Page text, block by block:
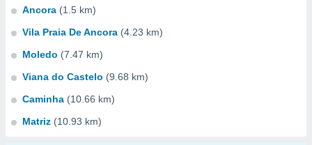
Ancora (1.5 km)
Vila Praia De Ancora (4.23 km)
Moledo (7.47 km)
Viana do Castelo (9.68 km)
Caminha (10.66 km)
Matriz (10.93 km)